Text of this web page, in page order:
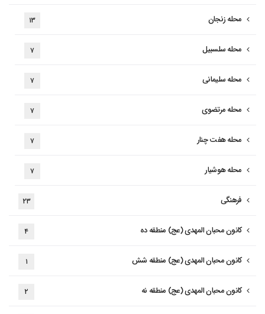
محله زنجان ۱۳
محله سلسبیل ۷
محله سلیمانی ۷
محله مرتضوی ۷
محله هفت چنار ۷
محله هوشیار ۷
فرهنگی ۲۳
کانون محبان المهدی (عج) منطقه ده ۴
کانون محبان المهدی (عج) منطقه شش ۱
کانون محبان المهدی (عج) منطقه نه ۲